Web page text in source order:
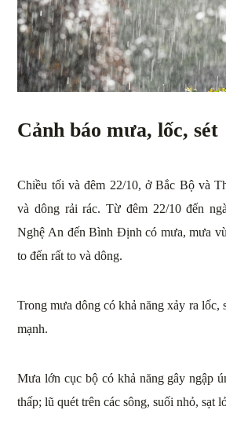
Cảnh báo mưa, lốc, sét
Chiều tối và đêm 22/10, ở Bắc Bộ và
và dông rải rác. Từ đêm 22/10 đến
Nghệ An đến Bình Định có mưa, mưa
to đến rất to và dông.
Trong mưa dông có khả năng xảy ra lốc,
mạnh.
Mưa lớn cục bộ có khả năng gây ngập
thấp; lũ quét trên các sông, suối nhỏ, sạt